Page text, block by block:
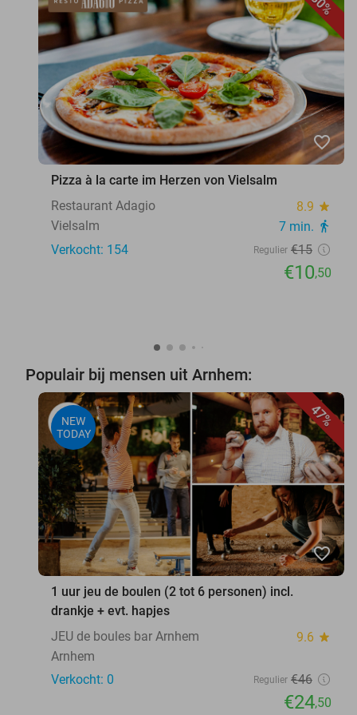
favorite_border
Pizza à la carte im Herzen von Vielsalm
Restaurant Adagio
8.9 star
Vielsalm 7 min. directions_walk
Verkocht: 154 Regulier €15
€10,50
Populair bij mensen uit Arnhem:
47%
NEW
TODAY
favorite_border
1 uur jeu de boulen (2 tot 6 personen) incl.
drankje + evt. hapjes
JEU de boules bar Arnhem
9.6 star
Arnhem
Verkocht: 0
Regulier €46
€24,50